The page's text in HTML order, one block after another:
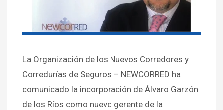
La Organización de los Nuevos Corredores y
Corredurías de Seguros – NEWCORRED ha
comunicado la incorporación de Álvaro Garzón
de los Ríos como nuevo gerente de la